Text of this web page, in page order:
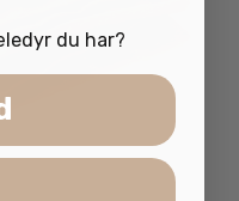
du har?